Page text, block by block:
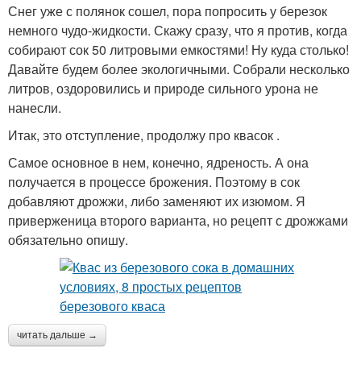
Снег уже с полянок сошел, пора попросить у березок
немного чудо-жидкости. Скажу сразу, что я против, когда
собирают сок 50 литровыми емкостями! Ну куда столько!
Давайте будем более экологичными. Собрали несколько
литров, оздоровились и природе сильного урона не
нанесли.
Итак, это отступление, продолжу про квасок .
Самое основное в нем, конечно, ядреность. А она
получается в процессе брожения. Поэтому в сок
добавляют дрожжи, либо заменяют их изюмом. Я
приверженица второго варианта, но рецепт с дрожжами
обязательно опишу.
читать дальше →